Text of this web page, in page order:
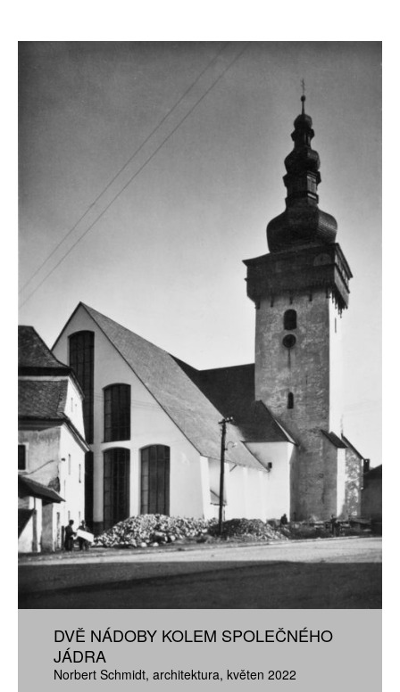
DVĚ NÁDOBY KOLEM SPOLEČNÉHO
JÁDRA
Norbert Schmidt architektura květen 2022